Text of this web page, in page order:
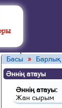
Басы » Барлық
Әннің атауы
Әннің атауы:
Жан сырым